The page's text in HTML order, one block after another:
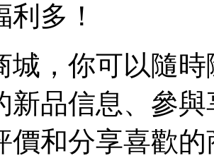
多！
城，你可以隨
新品信息、參
價和分享喜歡